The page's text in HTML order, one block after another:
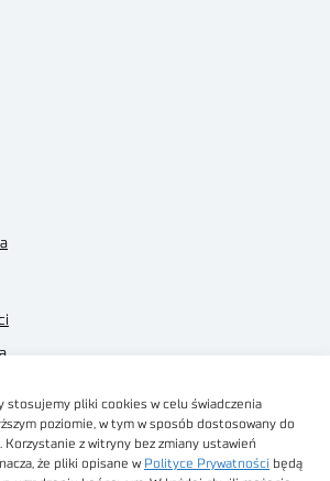
stosujemy pliki cookies w celu świadczenia
poziomie, w tym w sposób dostosowany do
z witryny bez zmiany ustawień
że pliki opisane w Polityce Prywatności będą